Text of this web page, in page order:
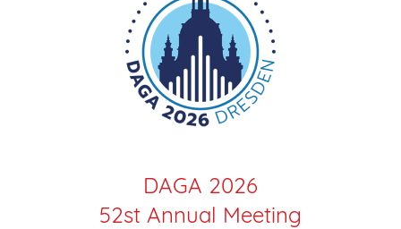
DAGA 2026
52st Annual Meeting